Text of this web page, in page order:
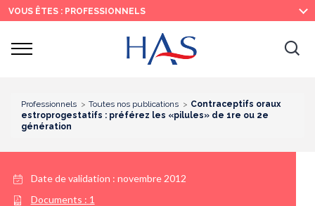
Recherche
Menu
principal
Contenu
principal
VOUS ÊTES : PROFESSIONNELS
Ouvrir
Professionnels Toutes nos publications
Contraceptifs oraux
estroprogestatifs : préférez les «pilules» de 1re ou 2e
génération
Date de validation : novembre 2012
Documents : 1